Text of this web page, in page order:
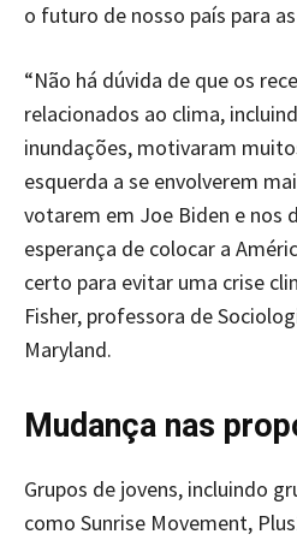
o futuro de nosso país para
“Não há dúvida de que os
relacionados ao clima,
inundações, motivaram
esquerda a se envolverem
votarem em Joe Biden e nos
esperança de colocar a
certo para evitar uma crise
Fisher, professora de
Maryland.
Mudança nas
Grupos de jovens, incluindo
como Sunrise Movement,